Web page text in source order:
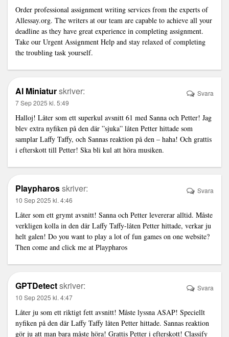
Order professional assignment writing services from the experts of
Allessay.org. The writers at our team are capable to achieve all your
deadline as they have great experience in completing assignment.
Take our Urgent Assignment Help and stay relaxed of completing
the troubling task yourself.
AI Miniaturskriver:
7 Sep 2025 kl. 5:49
Halloj! Låter som ett superkul avsnitt 61 med Sanna och Petter! Jag
blev extra nyfiken på den där ”sjuka” låten Petter hittade som
samplar Laffy Taffy, och Sannas reaktion på den – haha! Och grattis
i efterskott till Petter! Ska bli kul att höra musiken.
Svara
Playpharosskriver:
10 Sep 2025 kl. 4:46
Låter som ett grymt avsnitt! Sanna och Petter levererar alltid. Måste
verkligen kolla in den där Laffy Taffy-låten Petter hittade, verkar ju
helt galen! Do you want to play a lot of fun games on one website?
Then come and click me at Playpharos
Svara
GPTDetectskriver:
10 Sep 2025 kl. 4:47
Låter ju som ett riktigt fett avsnitt! Måste lyssna ASAP! Speciellt
nyfiken på den där Laffy Taffy låten Petter hittade. Sannas reaktion
gör ju att man bara måste höra! Grattis Petter i efterskott! Classify
Svara